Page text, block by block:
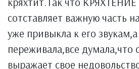
сотставляет важную часть
уже привыкла к его звукам,а
переживала,все
выражает свое